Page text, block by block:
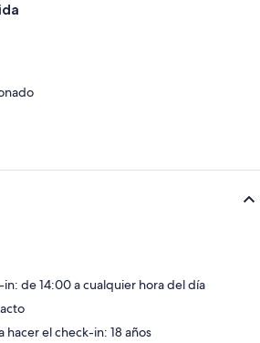
de 14:00 a cualquier hora del día
hacer el check-in: 18 años